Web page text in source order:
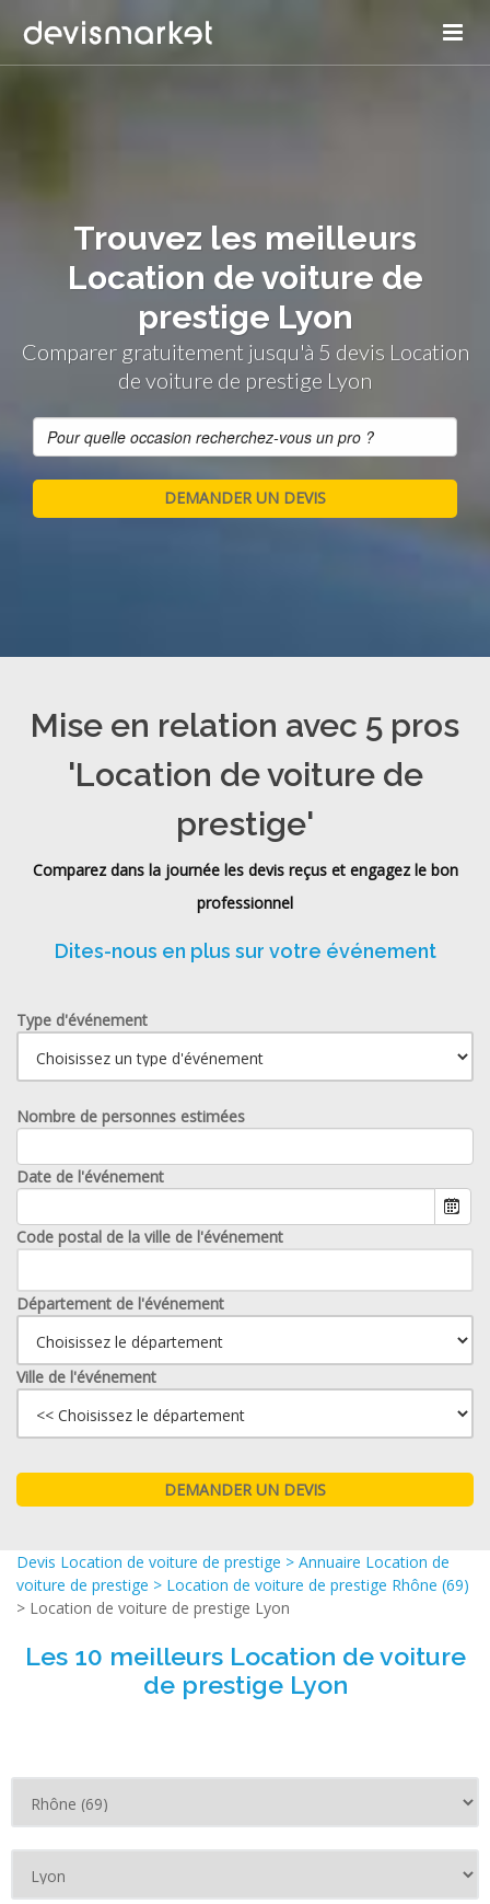
Trouvez les meilleurs
Location de voiture de
prestige Lyon
Comparer gratuitement jusqu'à 5 devis Location
de voiture de prestige Lyon
Mise en relation avec 5 pros
'Location de voiture de
prestige'
Comparez dans la journée les devis reçus et engagez le bon
professionnel
Dites-nous en plus sur votre événement
Type d'événement
Nombre de personnes estimées
Date de l'événement
Code postal de la ville de l'événement
Département de l'événement
Ville de l'événement
Devis Location de voiture de prestige > Annuaire Location de
voiture de prestige > Location de voiture de prestige Rhône (69)
> Location de voiture de prestige Lyon
Les 10 meilleurs Location de voiture
de prestige Lyon